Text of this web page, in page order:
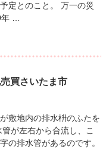
定とのこと。 万一の災
…
買さいたま市
敷地内の排水枡のふたを
が左右から合流し、こ
の排水管があるのです。